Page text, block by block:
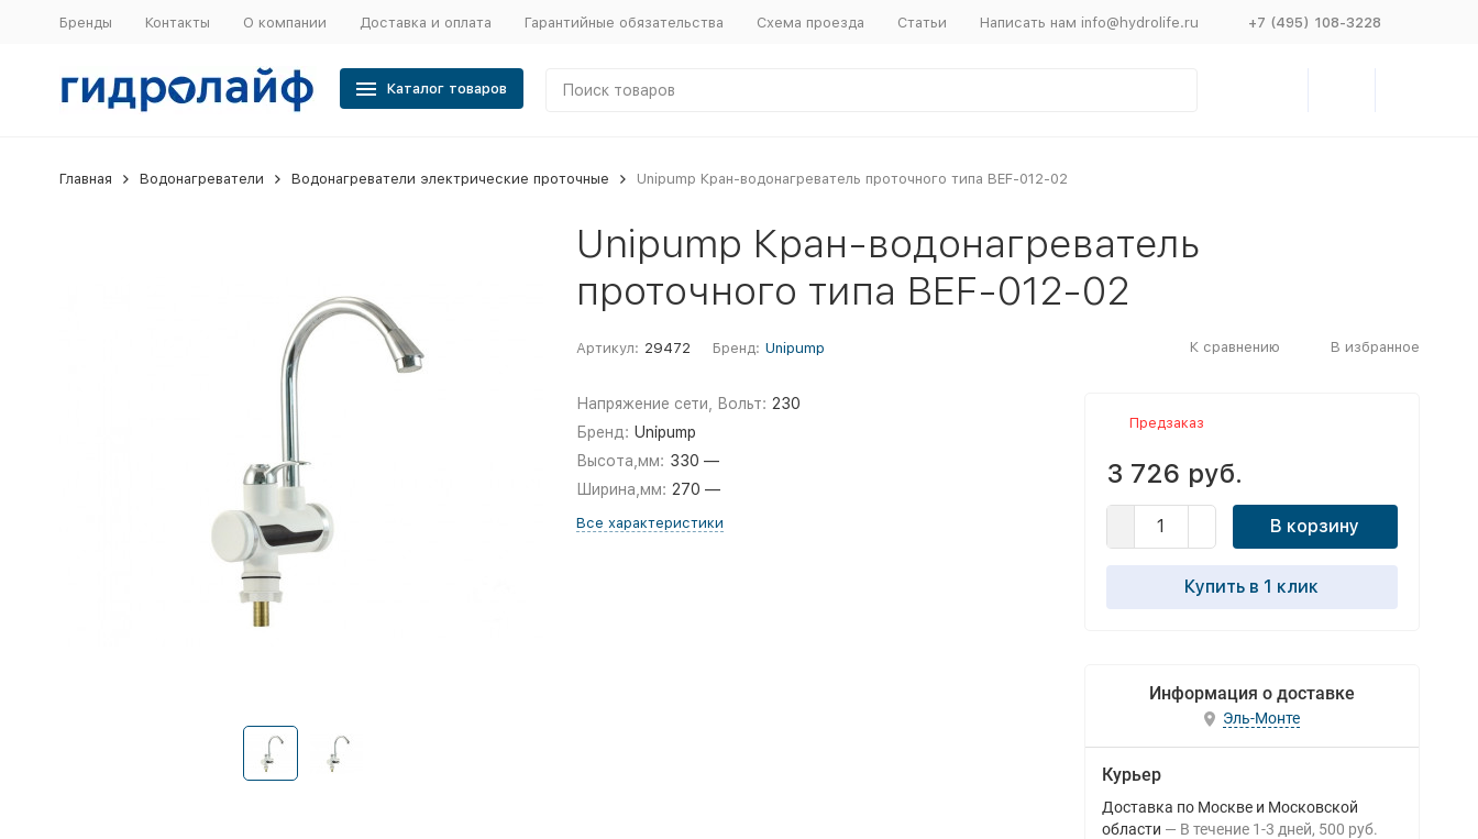
Бренды Контакты О компании Доставка и оплата Гарантийные обязательства Схема проезда Статьи Написать нам info@hydrolife.ru +7 (495) 108-3228
Каталог товаров
Главная Водонагреватели Водонагреватели электрические проточные Unipump Кран-водонагреватель проточного типа BEF-012-02
Unipump Кран-водонагреватель
проточного типа BEF-012-02
Артикул: 29472 Бренд: Unipump К сравнению В избранное
Напряжение сети, Вольт: 230
Бренд: Unipump
Высота,мм: 330 —
Ширина,мм: 270 —
Все характеристики
Предзаказ
3 726 руб.
В корзину
Купить в 1 клик
Информация о доставке
Эль-Монте
Курьер
Доставка по Москве и Московской
области
В течение 1-3 дней 500 руб.